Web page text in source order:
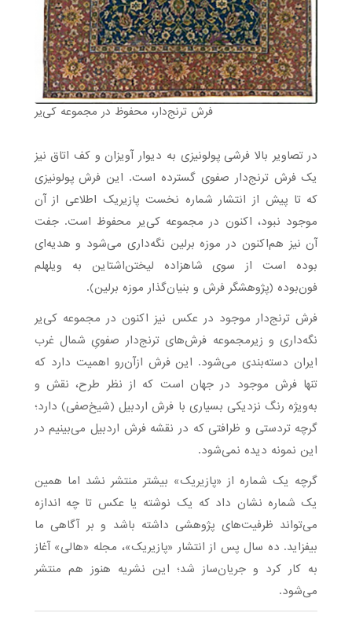
فرش ترنج‌دار، محفوظ در مجموعه کی‌یر
در تصاویر بالا فرشی پولونیزی به دیوار آویزان و کف اتاق نیز
یک فرش ترنج‌دار صفوی گسترده است. این فرش پولونیزی
که تا پیش از انتشار شماره نخست پازیریک اطلاعی از آن
موجود نبود، اکنون در مجموعه کی‌یر محفوظ است. جفت
آن نیز هم‌اکنون در موزه برلین نگه‌داری می‌شود و هدیه‌ای
بوده است از سوی شاهزاده لیختن‌اشتاین به ویلهلم
فون‌بوده (پژوهشگر فرش و بنیان‌گذار موزه برلین).
فرش ترنج‌دار موجود در عکس نیز اکنون در مجموعه کی‌یر
نگه‌داری و زیرمجموعه فرش‌های ترنج‌دار صفویِ شمال غرب
ایران دسته‌بندی می‌شود. این فرش ازآن‌رو اهمیت دارد که
تنها فرش موجود در جهان است که از نظر طرح، نقش و
به‌ویژه رنگ نزدیکی بسیاری با فرش اردبیل (شیخ‌صفی) دارد؛
گرچه تردستی و ظرافتی که در نقشه فرش اردبیل می‌بینیم در
این نمونه دیده نمی‌شود.
گرچه یک شماره از «پازیریک» بیشتر منتشر نشد اما همین
یک شماره نشان داد که یک نوشته یا عکس تا چه اندازه
می‌تواند ظرفیت‌های پژوهشی داشته باشد و بر آگاهی ما
بیفزاید. ده سال پس از انتشار «پازیریک»، مجله «هالی» آغاز
به کار کرد و جریان‌ساز شد؛ این نشریه هنوز هم منتشر
می‌شود.